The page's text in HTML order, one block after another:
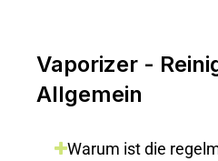
Vaporizer -
Allgemein
Warum ist die